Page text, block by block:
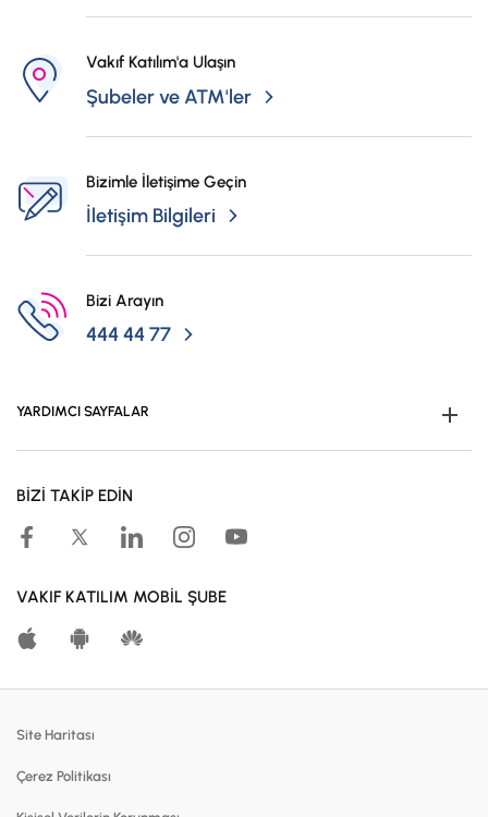
Vakıf Katılım'a Ulaşın
Şubeler ve ATM'ler
Bizimle İletişime Geçin
İletişim Bilgileri
Bizi Arayın
444 44 77
YARDIMCI SAYFALAR
Kampanyalar
Hesaplama Araçları
Katılma Hesapları
BİZİ TAKİP EDİN
VAKIF KATILIM MOBİL ŞUBE
Site Haritası
Çerez Politikası